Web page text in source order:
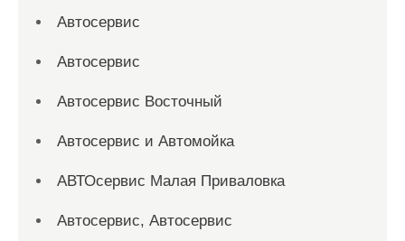
Автосервис
Автосервис
Автосервис Восточный
Автосервис и Автомойка
АВТОсервис Малая Приваловка
Автосервис, Автосервис